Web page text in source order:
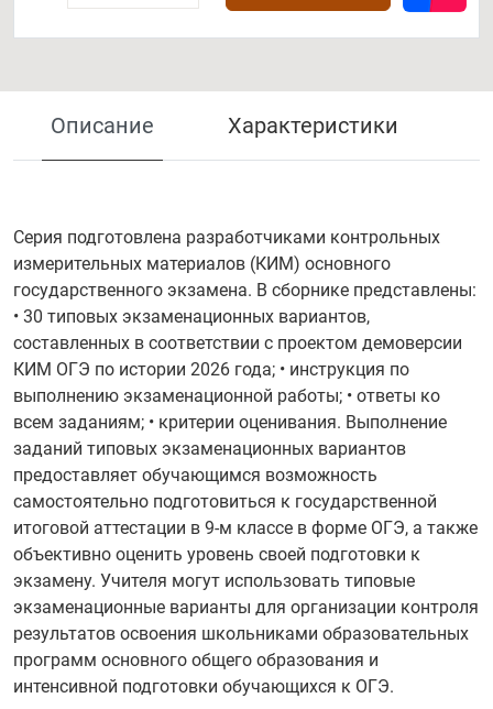
Описание Характеристики
Серия подготовлена разработчиками контрольных
измерительных материалов (КИМ) основного
государственного экзамена. В сборнике представлены:
• 30 типовых экзаменационных вариантов,
составленных в соответствии с проектом демоверсии
КИМ ОГЭ по истории 2026 года; • инструкция по
выполнению экзаменационной работы; • ответы ко
всем заданиям; • критерии оценивания. Выполнение
заданий типовых экзаменационных вариантов
предоставляет обучающимся возможность
самостоятельно подготовиться к государственной
итоговой аттестации в 9-м классе в форме ОГЭ, а также
объективно оценить уровень своей подготовки к
экзамену. Учителя могут использовать типовые
экзаменационные варианты для организации контроля
результатов освоения школьниками образовательных
программ основного общего образования и
интенсивной подготовки обучающихся к ОГЭ.